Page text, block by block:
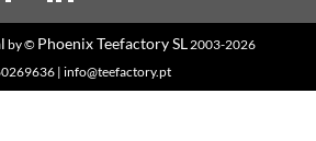
by © Phoenix Teefactory SL2003-2026
| info@teefactory.pt